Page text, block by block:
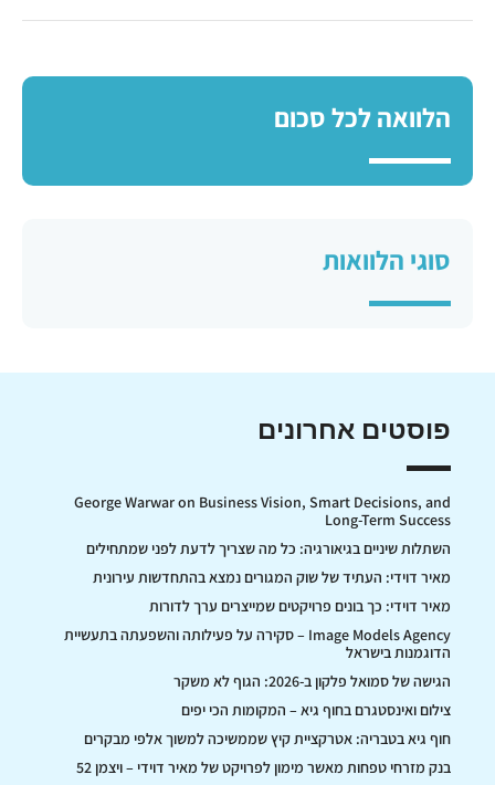
הלוואה לכל סכום
סוגי הלוואות
פוסטים אחרונים
George Warwar on Business Vision, Smart Decisions, and
Long-Term Success
השתלות שיניים בגיאורגיה: כל מה שצריך לדעת לפני שמתחילים
מאיר דוידי: העתיד של שוק המגורים נמצא בהתחדשות עירונית
מאיר דוידי: כך בונים פרויקטים שמייצרים ערך לדורות
Image Models Agency – סקירה על פעילותה והשפעתה בתעשיית
הדוגמנות בישראל
הגישה של סמואל פלקון ב-2026: הגוף לא משקר
צילום ואינסטגרם בחוף גיא – המקומות הכי יפים
חוף גיא בטבריה: אטרקציית קיץ שממשיכה למשוך אלפי מבקרים
בנק מזרחי טפחות מאשר מימון לפרויקט של מאיר דוידי – ויצמן 52